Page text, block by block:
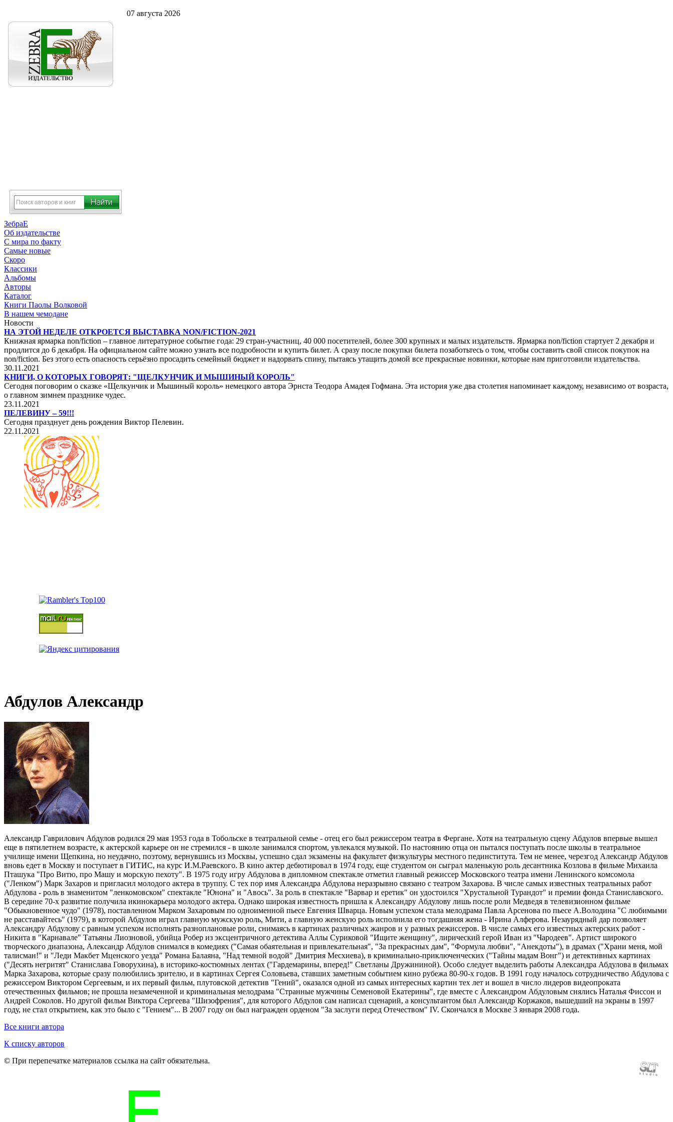
07 августа 2026
ЗебраЕ
Об издательстве
С мира по факту
Самые новые
Скоро
Классики
Альбомы
Авторы
Каталог
Книги Паолы Волковой
В нашем чемодане
Новости
НА ЭТОЙ НЕДЕЛЕ ОТКРОЕТСЯ ВЫСТАВКА NON/FICTION-2021
Книжная ярмарка non/fiction – главное литературное событие года: 29 стран-участниц, 40 000 посетителей, более 300 крупных и малых издательств. Ярмарка non/fiction стартует 2 декабря и
продлится до 6 декабря. На официальном сайте можно узнать все подробности и купить билет. А сразу после покупки билета позаботьтесь о том, чтобы составить свой список покупок на
non/fiction. Без этого есть опасность серьёзно просадить семейный бюджет и надорвать спину, пытаясь утащить домой все прекрасные новинки, которые нам приготовили издательства.
30.11.2021
КНИГИ, О КОТОРЫХ ГОВОРЯТ: "ЩЕЛКУНЧИК И МЫШИНЫЙ КОРОЛЬ"
Сегодня поговорим о сказке «Щелкунчик и Мышиный король» немецкого автора Эрнста Теодора Амадея Гофмана. Эта история уже два столетия напоминает каждому, независимо от возраста,
о главном зимнем празднике чудес.
23.11.2021
ПЕЛЕВИНУ – 59!!!
Сегодня празднует день рождения Виктор Пелевин.
22.11.2021
Абдулов Александр
Александр Гаврилович Абдулов родился 29 мая 1953 года в Тобольске в театральной семье - отец его был режиссером театра в Фергане. Хотя на театральную сцену Абдулов впервые вышел
еще в пятилетнем возрасте, к актерской карьере он не стремился - в школе занимался спортом, увлекался музыкой. По настоянию отца он пытался поступать после школы в театральное
училище имени Щепкина, но неудачно, поэтому, вернувшись из Москвы, успешно сдал экзамены на факультет физкультуры местного пединститута. Тем не менее, черезгод Александр Абдулов
вновь едет в Москву и поступает в ГИТИС, на курс И.М.Раевского. В кино актер дебютировал в 1974 году, еще студентом он сыграл маленькую роль десантника Козлова в фильме Михаила
Пташука "Про Витю, про Машу и морскую пехоту". В 1975 году игру Абдулова в дипломном спектакле отметил главный режиссер Московского театра имени Ленинского комсомола
("Ленком") Марк Захаров и пригласил молодого актера в труппу. С тех пор имя Александра Абдулова неразрывно связано с театром Захарова. В числе самых известных театральных работ
Абдулова - роль в знаменитом "ленкомовском" спектакле "Юнона" и "Авось". За роль в спектакле "Варвар и еретик" он удостоился "Хрустальной Турандот" и премии фонда Станиславского.
В середине 70-х развитие получила икинокарьера молодого актера. Однако широкая известность пришла к Александру Абдулову лишь после роли Медведя в телевизионном фильме
"Обыкновенное чудо" (1978), поставленном Марком Захаровым по одноименной пьесе Евгения Шварца. Новым успехом стала мелодрама Павла Арсенова по пьесе А.Володина "С любимыми
не расставайтесь" (1979), в которой Абдулов играл главную мужскую роль, Мити, а главную женскую роль исполнила его тогдашняя жена - Ирина Алферова. Незаурядный дар позволяет
Александру Абдулову с равным успехом исполнять разноплановые роли, снимаясь в картинах различных жанров и у разных режиссеров. В числе самых его известных актерских работ -
Никита в "Карнавале" Татьяны Лиозновой, убийца Робер из эксцентричного детектива Аллы Суриковой "Ищите женщину", лирический герой Иван из "Чародеев". Артист широкого
творческого диапазона, Александр Абдулов снимался в комедиях ("Самая обаятельная и привлекательная", "За прекрасных дам", "Формула любви", "Анекдоты"), в драмах ("Храни меня, мой
талисман!" и "Леди Макбет Мценского уезда" Романа Балаяна, "Над темной водой" Дмитрия Месхиева), в криминально-приключенческих ("Тайны мадам Вонг") и детективных картинах
("Десять негритят" Станислава Говорухина), в историко-костюмных лентах ("Гардемарины, вперед!" Светланы Дружининой). Особо следует выделить работы Александра Абдулова в фильмах
Марка Захарова, которые сразу полюбились зрителю, и в картинах Сергея Соловьева, ставших заметным событием кино рубежа 80-90-х годов. В 1991 году началось сотрудничество Абдулова с
режиссером Виктором Сергеевым, и их первый фильм, плутовской детектив "Гений", оказался одной из самых интересных картин тех лет и вошел в число лидеров видеопроката
отечественных фильмов; не прошла незамеченной и криминальная мелодрама "Странные мужчины Семеновой Екатерины", где вместе с Александром Абдуловым снялись Наталья Фиссон и
Андрей Соколов. Но другой фильм Виктора Сергеева "Шизофрения", для которого Абдулов сам написал сценарий, а консультантом был Александр Коржаков, вышедший на экраны в 1997
году, не стал открытием, как это было с "Гением"... В 2007 году он был награжден орденом "За заслуги перед Отечеством" IV. Скончался в Москве 3 января 2008 года.
Все книги автора
К списку авторов
© При перепечатке материалов ссылка на сайт обязательна.